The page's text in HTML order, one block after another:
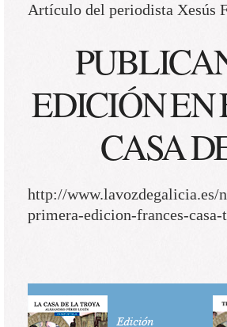
Artículo del periodista Xesús
EDICIÓN EN
CASA
http://
primera-edicion-frances-